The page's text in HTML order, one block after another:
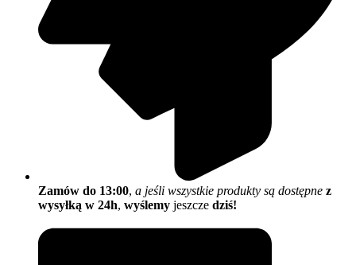
Zamów do 13:00, a jeśli wszystkie produkty są dostępne z
wysyłką w 24h, wyślemy jeszcze dziś!